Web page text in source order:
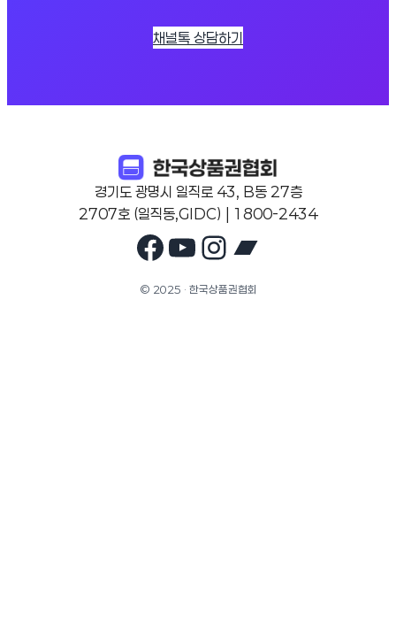
채널톡 상담하기
경기도 광명시 일직로 43, B동 27층
2707호 (일직동,GIDC) | 1800-2434
Facebook
YouTube
Instagram
© 2025 · 한국상품권협회